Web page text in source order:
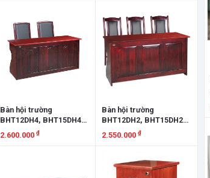
Bàn hội trường
BHT12DH4, BHT15DH4,
BHT12DH4V,
BHT15DH4V
2.600.000₫
Bàn hội trường
BHT12DH2, BHT15DH2,
BHT12LH2, BHT15LH2
2.550.000₫